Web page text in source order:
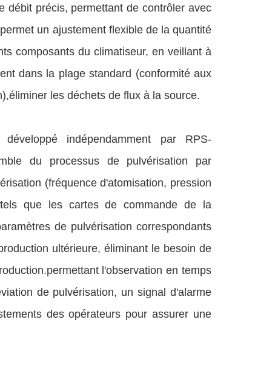
débit précis, permettant de contrôler avec
un ajustement flexible de la quantité
composants du climatiseur, en veillant à
dans la plage standard (conformité aux
les déchets de flux à la source.
indépendamment par RPS-
du processus de pulvérisation par
(fréquence d'atomisation, pression
que les cartes de commande de la
de pulvérisation correspondants
ultérieure, éliminant le besoin de
l'observation en temps
de pulvérisation, un signal d'alarme
des opérateurs pour assurer une